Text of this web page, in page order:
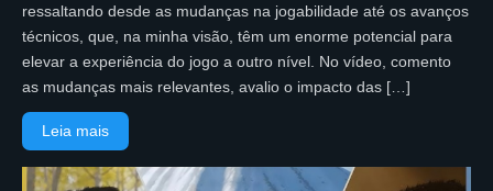
ressaltando desde as mudanças na jogabilidade até os avanços
técnicos, que, na minha visão, têm um enorme potencial para
elevar a experiência do jogo a outro nível. No vídeo, comento
as mudanças mais relevantes, avalio o impacto das […]
Leia mais